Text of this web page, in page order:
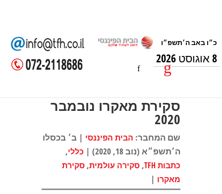
8 אוגוסט 2026
סקירת מאקרו נובמבר
2020
שם המחבר: הבית הפיננסי | ב׳ בכסלו
ה׳תשפ״א (נוב 18, 2020) |
כללי,
כתבות TFH , סקירה עולמית, סקירת
מאקרו |